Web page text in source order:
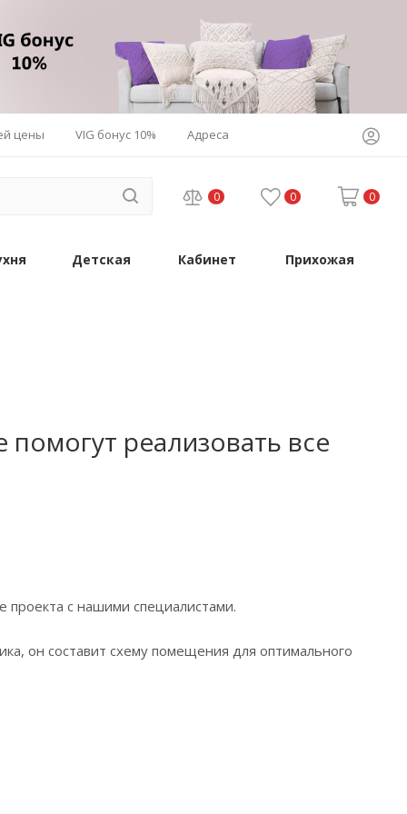
цены VIG бонус 10% Адреса
0 0 0
Детская Кабинет Прихожая
реализовать все
проекта с нашими специалистами.
он составит схему помещения для оптимального